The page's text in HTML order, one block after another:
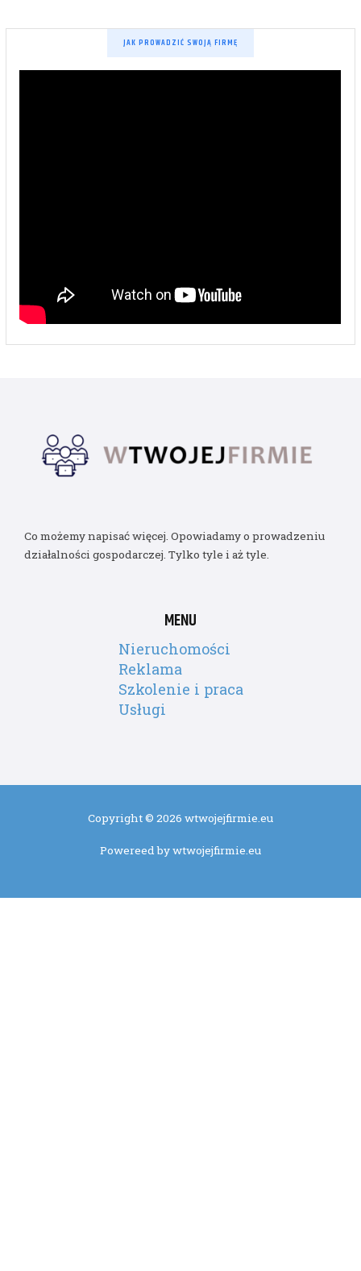
JAK PROWADZIĆ SWOJĄ FIRMĘ
Co możemy napisać więcej. Opowiadamy o prowadzeniu
działalności gospodarczej. Tylko tyle i aż tyle.
MENU
Nieruchomości
Reklama
Szkolenie i praca
Usługi
Copyright © 2026 wtwojejfirmie.eu
Powereed by wtwojejfirmie.eu